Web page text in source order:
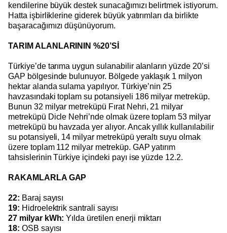
kendilerine büyük destek sunacağımızı belirtmek istiyorum.
Hatta işbirliklerine giderek büyük yatırımları da birlikte
başaracağımızı düşünüyorum.
TARIM ALANLARININ %20’Sİ
Türkiye’de tarıma uygun sulanabilir alanların yüzde 20’si
GAP bölgesinde bulunuyor. Bölgede yaklaşık 1 milyon
hektar alanda sulama yapılıyor. Türkiye’nin 25
havzasındaki toplam su potansiyeli 186 milyar metreküp.
Bunun 32 milyar metreküpü Fırat Nehri, 21 milyar
metreküpü Dicle Nehri’nde olmak üzere toplam 53 milyar
metreküpü bu havzada yer alıyor. Ancak yıllık kullanılabilir
su potansiyeli, 14 milyar metreküpü yeraltı suyu olmak
üzere toplam 112 milyar metreküp. GAP yatırım
tahsislerinin Türkiye içindeki payı ise yüzde 12.2.
RAKAMLARLA GAP
22: Baraj sayısı
19: Hidroelektrik santrali sayısı
27 milyar kWh: Yılda üretilen enerji miktarı
18: OSB sayısı